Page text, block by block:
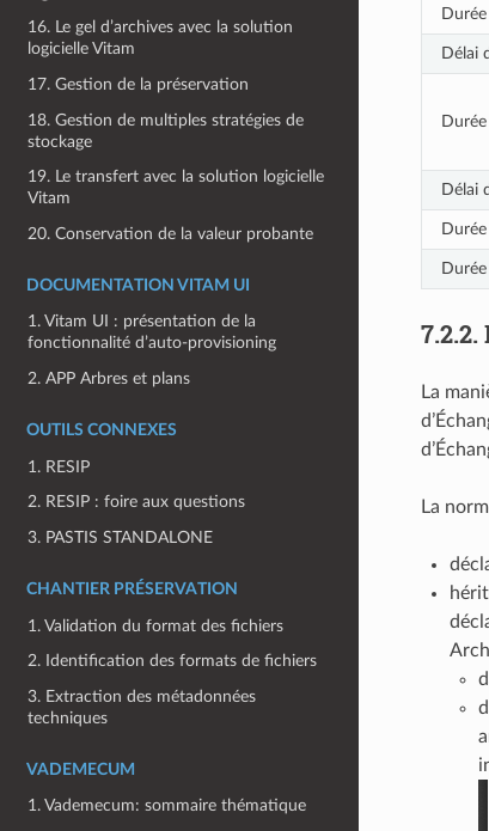
16. Le gel d’archives avec la solution
logicielle Vitam
17. Gestion de la préservation
18. Gestion de multiples stratégies de
stockage
19. Le transfert avec la solution logicielle
Vitam
20. Conservation de la valeur probante
DOCUMENTATION VITAM UI
1. Vitam UI : présentation de la
fonctionnalité d’auto-provisioning
2. APP Arbres et plans
OUTILS CONNEXES
1. RESIP
2. RESIP : foire aux questions
3. PASTIS STANDALONE
CHANTIER PRÉSERVATION
1. Validation du format des fichiers
2. Identification des formats de fichiers
3. Extraction des métadonnées
techniques
VADEMECUM
1. Vademecum: sommaire thématique
Délai
Délai
Durée
7.2.2.
La
La